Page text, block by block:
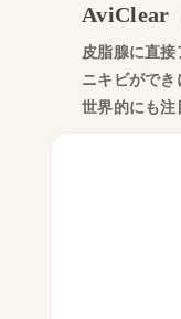
AviClear
皮脂腺に直接
ニキビができ
世界的にも注